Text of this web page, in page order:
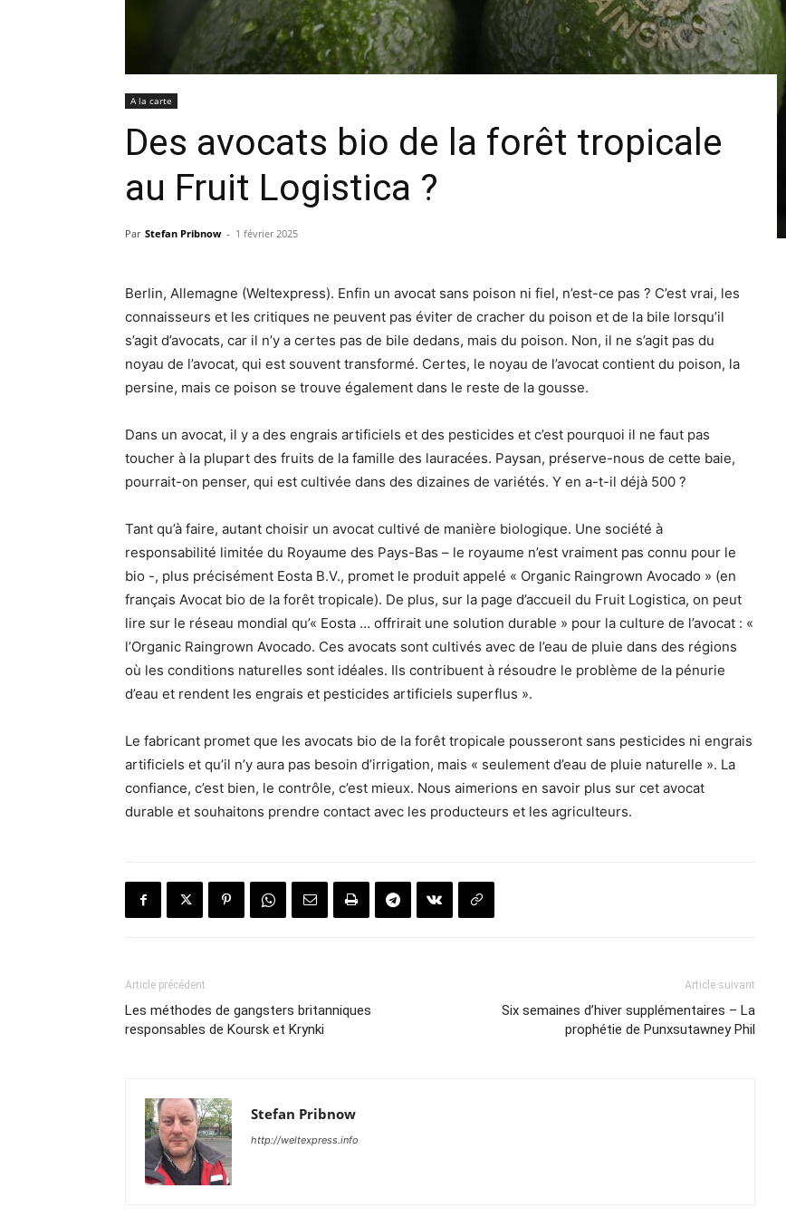
A la carte
Des avocats bio de la forêt tropicale
au Fruit Logistica ?
Par Stefan Pribnow - 1 février 2025
Berlin, Allemagne (Weltexpress). Enfin un avocat sans poison ni fiel, n’est-ce pas ? C’est vrai, les
connaisseurs et les critiques ne peuvent pas éviter de cracher du poison et de la bile lorsqu’il
s’agit d’avocats, car il n’y a certes pas de bile dedans, mais du poison. Non, il ne s’agit pas du
noyau de l’avocat, qui est souvent transformé. Certes, le noyau de l’avocat contient du poison, la
persine, mais ce poison se trouve également dans le reste de la gousse.
Dans un avocat, il y a des engrais artificiels et des pesticides et c’est pourquoi il ne faut pas
toucher à la plupart des fruits de la famille des lauracées. Paysan, préserve-nous de cette baie,
pourrait-on penser, qui est cultivée dans des dizaines de variétés. Y en a-t-il déjà 500 ?
Tant qu’à faire, autant choisir un avocat cultivé de manière biologique. Une société à
responsabilité limitée du Royaume des Pays-Bas – le royaume n’est vraiment pas connu pour le
bio -, plus précisément Eosta B.V., promet le produit appelé « Organic Raingrown Avocado » (en
français Avocat bio de la forêt tropicale). De plus, sur la page d’accueil du Fruit Logistica, on peut
lire sur le réseau mondial qu’« Eosta … offrirait une solution durable » pour la culture de l’avocat : «
l’Organic Raingrown Avocado. Ces avocats sont cultivés avec de l’eau de pluie dans des régions
où les conditions naturelles sont idéales. Ils contribuent à résoudre le problème de la pénurie
d’eau et rendent les engrais et pesticides artificiels superflus ».
Le fabricant promet que les avocats bio de la forêt tropicale pousseront sans pesticides ni engrais
artificiels et qu’il n’y aura pas besoin d’irrigation, mais « seulement d’eau de pluie naturelle ». La
confiance, c’est bien, le contrôle, c’est mieux. Nous aimerions en savoir plus sur cet avocat
durable et souhaitons prendre contact avec les producteurs et les agriculteurs.
Article précédent
Les méthodes de gangsters britanniques
responsables de Koursk et Krynki
Article suivant
Six semaines d’hiver supplémentaires – La
prophétie de Punxsutawney Phil
Stefan Pribnow
http://weltexpress.info